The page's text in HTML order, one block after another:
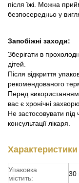
після їжі. Можна
безпосередньо у
Запобіжні заходи:
Зберігати в
дітей.
Після відкриття
рекомендованого
Перед
вас є хронічні
Не застосовувати під
консультації лікаря.
Характеристики
Упаковка
містить:
30